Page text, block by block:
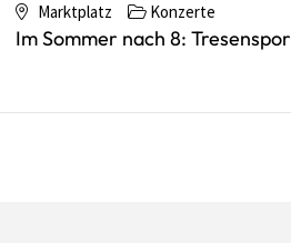
Marktplatz Konzerte
Im Sommer nach 8: